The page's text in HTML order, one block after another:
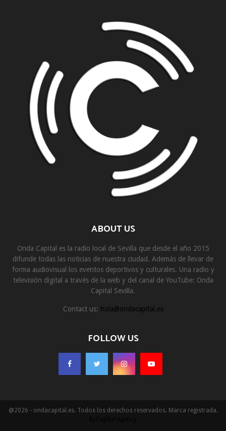
ABOUT US
Onda Capital es la radio local de Sevilla que desde el año 2015
difunde todas las noticias de nuestra ciudad. Además de llevar de
forma audiovisual los eventos deportivos y culturales. Una radio y
televisión digital a través de la web y del canal de YouTube: Onda
Capital Sevilla.
Contact us: hola@ondacapital.es
FOLLOW US
@2026 - ondacapital.es. Todos los derechos reservados. Marca registrada.